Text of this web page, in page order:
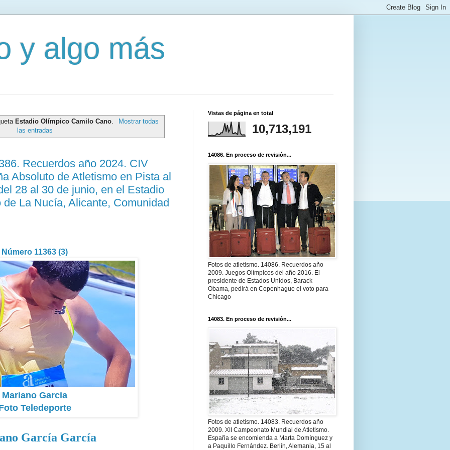
y algo más
Estadio Olímpico Camilo Cano
Mostrar todas
las entradas
Recuerdos año 2024. CIV
Absoluto de Atletismo en Pista al
28 al 30 de junio, en el Estadio
La Nucía, Alicante, Comunidad
Número 11363 (3)
Mariano Garcia
Teledeporte
García García
Vistas de página en total
10,713,191
14086. En proceso de revisión...
Fotos de atletismo. 14086. Recuerdos año
2009. Juegos Olímpicos del año 2016. El
presidente de Estados Unidos, Barack
Obama, pedirá en Copenhague el voto para
Chicago
14083. En proceso de revisión...
Fotos de atletismo. 14083. Recuerdos año
2009. XII Campeonato Mundial de Atletismo.
España se encomienda a Marta Domínguez y
a Paquillo Fernández. Berlín, Alemania, 15 al